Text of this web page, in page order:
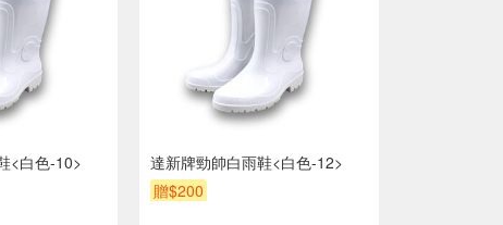
<白色-10>
達新牌勁帥白雨鞋<白色-12>
贈$200